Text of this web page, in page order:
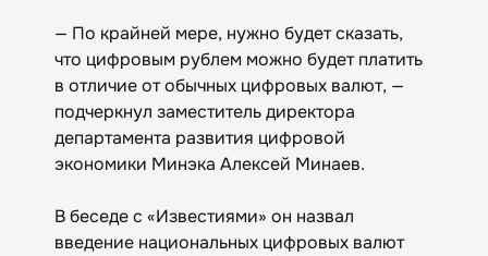
— По крайней мере, нужно будет сказать,
что цифровым рублем можно будет платить
в отличие от обычных цифровых валют, —
подчеркнул заместитель директора
департамента развития цифровой
экономики Минэка Алексей Минаев.
В беседе с «Известиями» он назвал
введение национальных цифровых валют